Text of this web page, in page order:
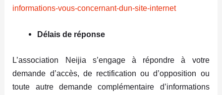
informations-vous-concernant-dun-site-internet
Délais de réponse
L’association Neijia s’engage à répondre à votre
demande d’accès, de rectification ou d’opposition ou
toute autre demande complémentaire d’informations